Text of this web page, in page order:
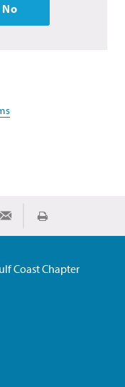
No
Twitter
Share via EmailImprimir
Coast Chapter